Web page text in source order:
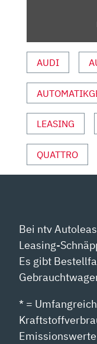
DETAILS/
ANZEIGEN
AUDI
LEASING
QUATTRO
Bei ntv
Leasing-
Es gibt
* =